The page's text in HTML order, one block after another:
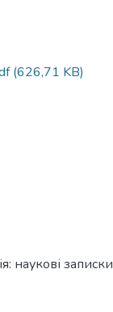
(626,71 KB)
наукові записки